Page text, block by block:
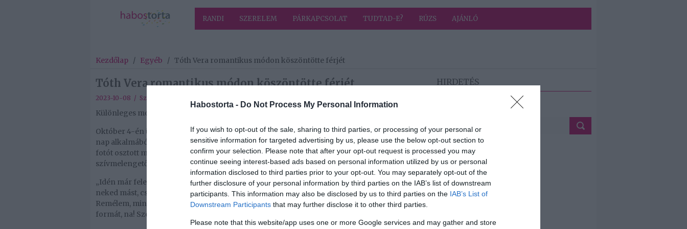
Habostorta - Do Not Process My Personal Information
If you wish to opt-out of the sale, sharing to third parties, or processing of your personal or
sensitive information for targeted advertising by us, please use the below opt-out section to
confirm your selection. Please note that after your opt-out request is processed you may
continue seeing interest-based ads based on personal information utilized by us or personal
information disclosed to third parties prior to your opt-out. You may separately opt-out of the
further disclosure of your personal information by third parties on the IAB’s list of downstream
participants. This information may also be disclosed by us to third parties on the IAB’s List of
Downstream Participants that may further disclose it to other third parties.
Please note that this website/app uses one or more Google services and may gather and store
RANDI SZERELEM PÁRKAPCSOLAT TUDTAD-E? RÚZS AJÁNLÓ
Kezdőlap / Egyéb / Tóth Vera romantikus módon köszöntötte férjét
Tóth Vera romantikus módon köszöntötte férjét
2023-10-08 / Szerző:
Különleges módon köszöntötte férjét Tóth Vera.
Október 4-én ünnepelte születésnapját Pauli Zoltán, Tóth Vera férje. Az énekesnő a jeles
nap alkalmából szeretetteljes és megható módon köszöntette szerelmét: egy romantikus
fotót osztott meg az esküvőjükről, mely néhány héttel ezelőtt volt. A fotóhoz néhány
szívmelengető sort is írt:
„Idén már feleségedként kívánhatok neked boldog születésnapot, Jóskám. Nem adhatok
neked mást, csak nyugalmat és megértést, de szerintem egyikünknek sem kell több ennél.
Remélem, mindig boldog leszel mellettem, én meg, hát… továbbra is hozom a megszokott
formát, na! Szeretlek" – írta a fotóhoz, melyet Facebook-oldalán osztott meg.
HIRDETÉS